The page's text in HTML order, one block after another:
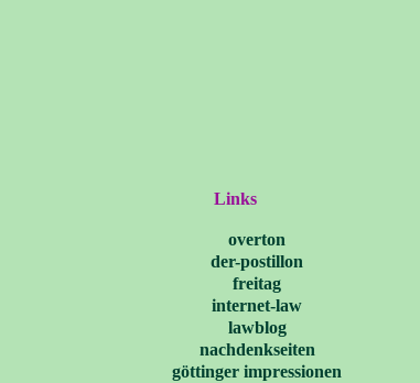
Links
overton
der-postillon
freitag
internet-law
lawblog
nachdenkseiten
göttinger impressionen